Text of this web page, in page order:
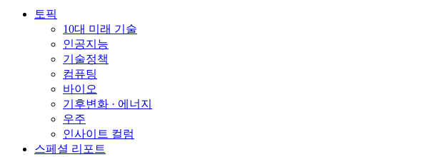
토픽
10대 미래 기술
인공지능
기술정책
컴퓨팅
바이오
기후변화 · 에너지
우주
인사이트 컬럼
스페셜 리포트